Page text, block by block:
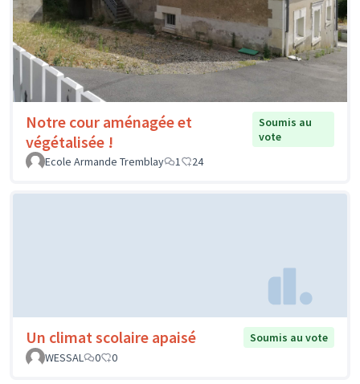
Notre cour aménagée et
végétalisée !
Soumis au
vote
Ecole Armande Tremblay
1 24
Un climat scolaire apaisé
Soumis au vote
WESSAL
0 0